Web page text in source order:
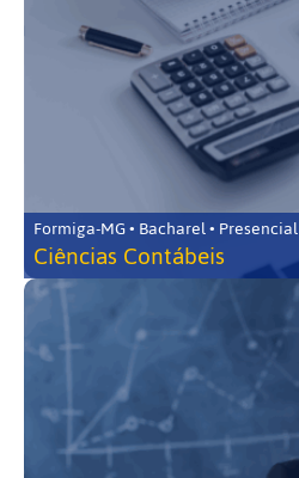
Formiga-MG • Bacharel • Presencial
Ciências Contábeis